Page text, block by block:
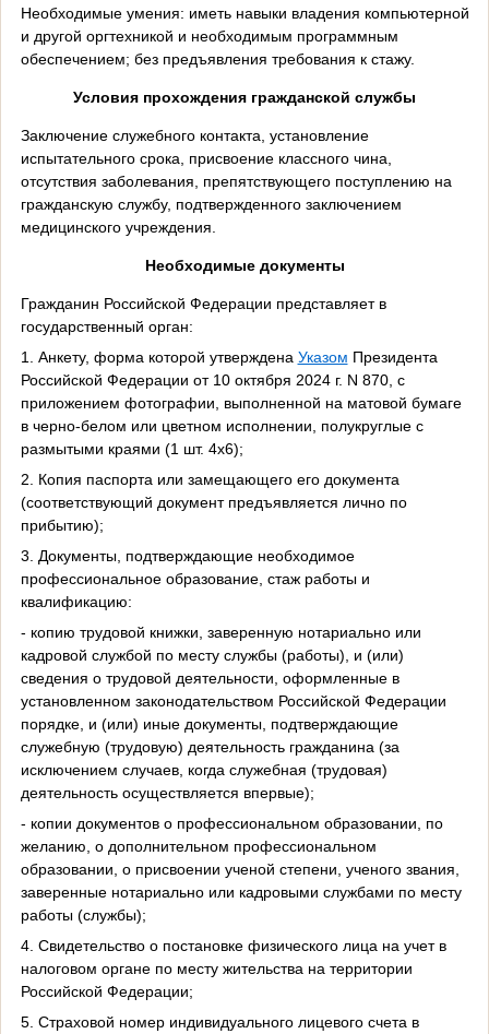
Необходимые умения: иметь навыки владения компьютерной
и другой оргтехникой и необходимым программным
обеспечением; без предъявления требования к стажу.
Условия прохождения гражданской службы
Заключение служебного контакта, установление
испытательного срока, присвоение классного чина,
отсутствия заболевания, препятствующего поступлению на
гражданскую службу, подтвержденного заключением
медицинского учреждения.
Необходимые документы
Гражданин Российской Федерации представляет в
государственный орган:
1. Анкету, форма которой утверждена Указом Президента
Российской Федерации от 10 октября 2024 г. N 870, с
приложением фотографии, выполненной на матовой бумаге
в черно-белом или цветном исполнении, полукруглые с
размытыми краями (1 шт. 4х6);
2. Копия паспорта или замещающего его документа
(соответствующий документ предъявляется лично по
прибытию);
3. Документы, подтверждающие необходимое
профессиональное образование, стаж работы и
квалификацию:
- копию трудовой книжки, заверенную нотариально или
кадровой службой по месту службы (работы), и (или)
сведения о трудовой деятельности, оформленные в
установленном законодательством Российской Федерации
порядке, и (или) иные документы, подтверждающие
служебную (трудовую) деятельность гражданина (за
исключением случаев, когда служебная (трудовая)
деятельность осуществляется впервые);
- копии документов о профессиональном образовании, по
желанию, о дополнительном профессиональном
образовании, о присвоении ученой степени, ученого звания,
заверенные нотариально или кадровыми службами по месту
работы (службы);
4. Свидетельство о постановке физического лица на учет в
налоговом органе по месту жительства на территории
Российской Федерации;
5. Страховой номер индивидуального лицевого счета в